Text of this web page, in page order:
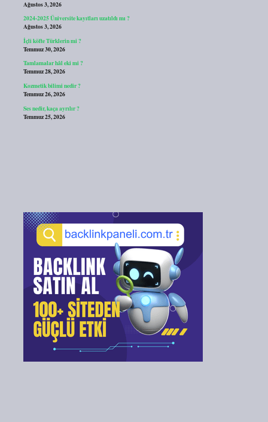
Ağustos 3, 2026
2024-2025 Üniversite kayıtları uzatıldı mı ?
Ağustos 3, 2026
İçli köfte Türklerin mi ?
Temmuz 30, 2026
Tamlamalar hâl eki mi ?
Temmuz 28, 2026
Kozmetik bilimi nedir ?
Temmuz 26, 2026
Ses nedir, kaça ayrılır ?
Temmuz 25, 2026